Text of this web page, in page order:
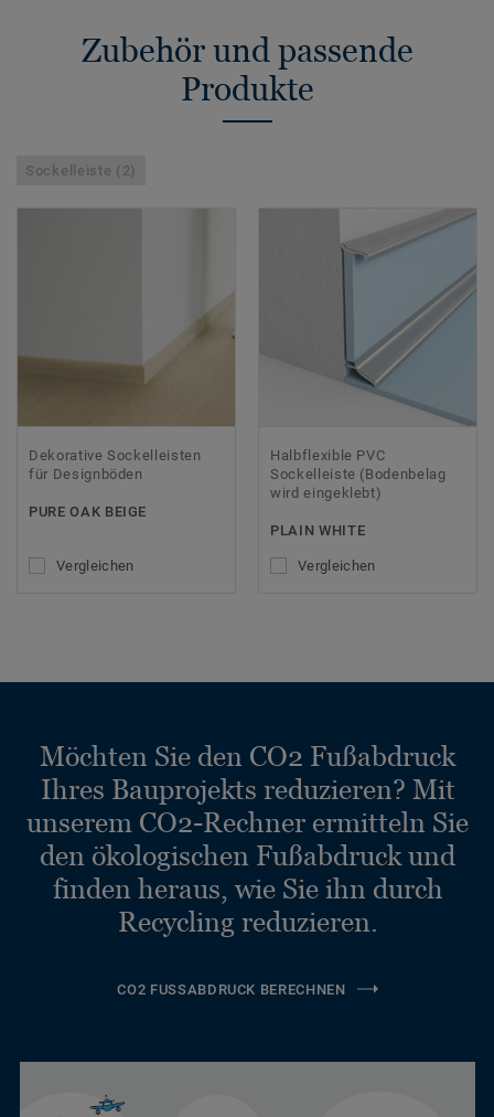
Zubehör und passende
Produkte
Sockelleiste (2)
Dekorative Sockelleisten
für Designböden
PURE OAK BEIGE
Vergleichen
Halbflexible PVC
Sockelleiste (Bodenbelag
wird eingeklebt)
PLAIN WHITE
Vergleichen
Möchten Sie den CO2 Fußabdruck
Ihres Bauprojekts reduzieren? Mit
unserem CO2-Rechner ermitteln Sie
den ökologischen Fußabdruck und
finden heraus, wie Sie ihn durch
Recycling reduzieren.
CO2 FUSSABDRUCK BERECHNEN